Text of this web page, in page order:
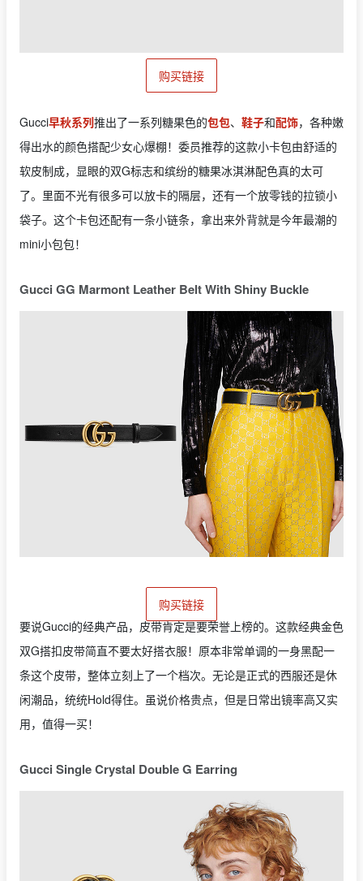
购买链接
Gucci早秋系列推出了一系列糖果色的包包、 鞋子和配饰，各种嫩
得出水的颜色搭配少女心爆棚！委员推荐的这款小卡包由舒适的
软皮制成，显眼的双G标志和缤纷的糖果冰淇淋配色真的太可
了。里面不光有很多可以放卡的隔层，还有一个放零钱的拉锁小
袋子。这个卡包还配有一条小链条，拿出来外背就是今年最潮的
mini小包包！
Gucci GG Marmont Leather Belt With Shiny Buckle
购买链接
要说Gucci的经典产品，皮带肯定是要荣誉上榜的。这款经典金色
双G搭扣皮带简直不要太好搭衣服！原本非常单调的一身黑配一
条这个皮带，整体立刻上了一个档次。无论是正式的西服还是休
闲潮品，统统Hold得住。虽说价格贵点，但是日常出镜率高又实
用，值得一买！
Gucci Single Crystal Double G Earring